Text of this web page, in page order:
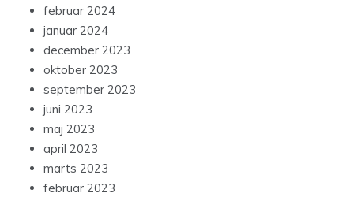
februar 2024
januar 2024
december 2023
oktober 2023
september 2023
juni 2023
maj 2023
april 2023
marts 2023
februar 2023